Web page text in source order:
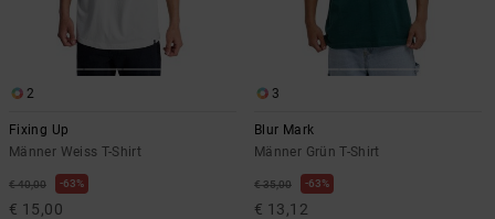
2
Fixing Up
Männer Weiss T-Shirt
€ 40,00 63%
€ 15,00
3
Blur Mark
Männer Grün T-Shirt
€ 35,00 63%
€ 13,12